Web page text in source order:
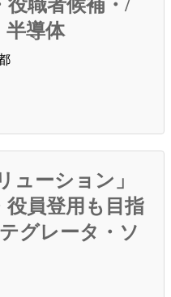
役職者候補・/
半導体
ューション」
役員登用も目指
グレータ・ソ